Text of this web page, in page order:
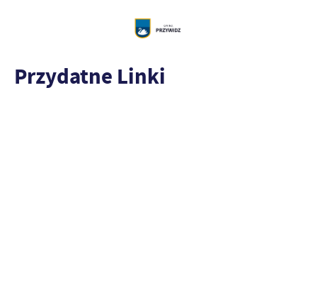
Przydatne Linki